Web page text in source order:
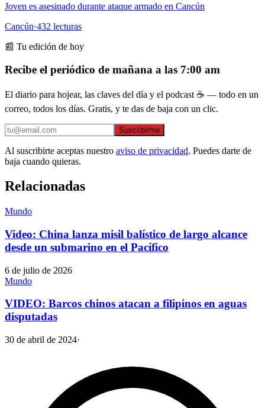
Joven es asesinado durante ataque armado en Cancún
Cancún·432 lecturas
📰 Tu edición de hoy
Recibe el periódico de mañana a las 7:00 am
El diario para hojear, las claves del día y el podcast ☕ — todo en un
correo, todos los días. Gratis, y te das de baja con un clic.
Suscribirme
Al suscribirte aceptas nuestro aviso de privacidad. Puedes darte de
baja cuando quieras.
Relacionadas
Mundo
Video: China lanza misil balístico de largo alcance
desde un submarino en el Pacífico
6 de julio de 2026
Mundo
VIDEO: Barcos chinos atacan a filipinos en aguas
disputadas
30 de abril de 2024·